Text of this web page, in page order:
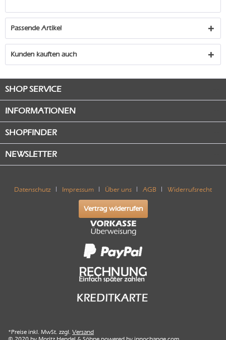
Passende Artikel
Kunden kauften auch
SHOP SERVICE
INFORMATIONEN
SHOPFINDER
NEWSLETTER
Datenschutz Impressum Über uns AGB Widerrufsrecht
Vertrag widerrufen
*Preise inkl. MwSt. zzgl. Versand